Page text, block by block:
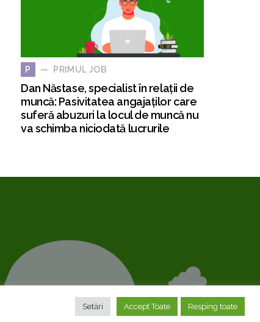
P PRIMUL JOB
Dan Năstase, specialist în relații de
muncă: Pasivitatea angajaților care
suferă abuzuri la locul de muncă nu
va schimba niciodată lucrurile
Setări Accept Toate Resping toate